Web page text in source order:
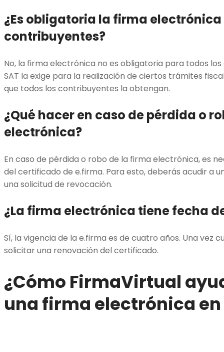
¿Es obligatoria la firma
contribuyentes?
No, la firma electrónica no es obligatoria para todos
SAT la exige para la realización de ciertos trámites
que todos los contribuyentes la obtengan.
¿Qué hacer en caso de pérdida o
electrónica?
En caso de pérdida o robo de la firma electrónica, es
del certificado de e.firma. Para esto, deberás acudir a
una solicitud de revocación.
¿La firma electrónica tiene fecha
Sí, la vigencia de la e.firma es de cuatro años. Una vez
solicitar una renovación del certificado.
¿Cómo FirmaVirtual
una firma electrónica en